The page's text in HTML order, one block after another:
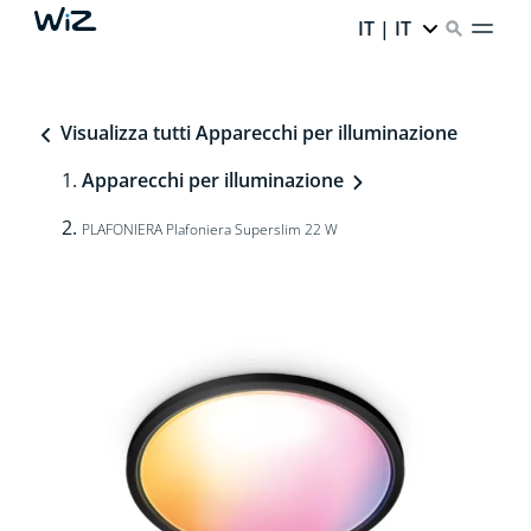
IT | IT
Visualizza tutti Apparecchi per illuminazione
Apparecchi per illuminazione
PLAFONIERA Plafoniera Superslim 22 W